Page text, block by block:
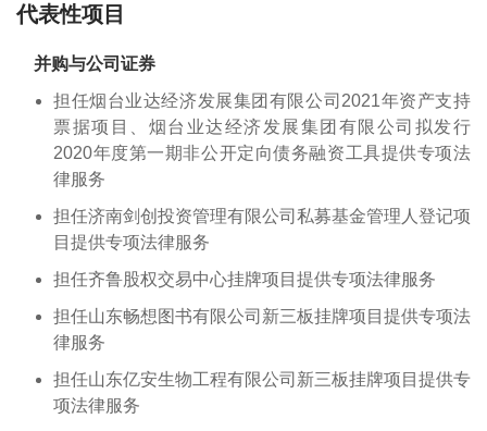
代表性项目
并购与公司证券
担任烟台业达经济发展集团有限公司2021年资产支持
票据项目、烟台业达经济发展集团有限公司拟发行
2020年度第一期非公开定向债务融资工具提供专项法
律服务
担任济南剑创投资管理有限公司私募基金管理人登记项
目提供专项法律服务
担任齐鲁股权交易中心挂牌项目提供专项法律服务
担任山东畅想图书有限公司新三板挂牌项目提供专项法
律服务
担任山东亿安生物工程有限公司新三板挂牌项目提供专
项法律服务